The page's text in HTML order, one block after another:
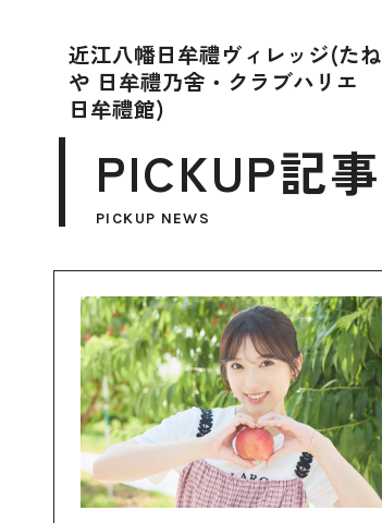
近江八幡日牟禮ヴィレッジ(たね
や 日牟禮乃舍・クラブハリエ
日牟禮館)
PICKUP記事
PICKUP NEWS